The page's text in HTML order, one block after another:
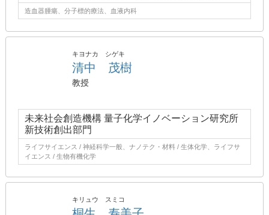
造血器腫瘍、分子標的療法、血液内科
キヨナカ シゲキ
清中 茂樹
教授
未来社会創造機構 量子化学イノベーション研究所
新技術創出部門
ライフサイエンス / 神経科学一般、ナノテク・材料 / 生体化学、ライフサ
イエンス / 生物有機化学
キリュウ スミコ